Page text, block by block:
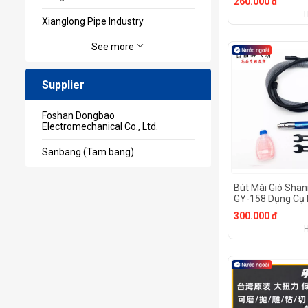
Xianglong Pipe Industry
See more
Supplier
Foshan Dongbao
Electromechanical Co., Ltd.
Sanbang (Tam bang)
Bút Mài Gió
GY-158 Dụng Cụ
Cứng Chuanmu
300.000 đ